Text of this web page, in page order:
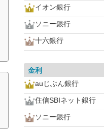
イオン銀行
ソニー銀行
十六銀行
金利
auじぶん銀行
住信SBIネット銀行
ソニー銀行